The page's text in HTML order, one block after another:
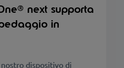
next supporta
in
dispositivo di